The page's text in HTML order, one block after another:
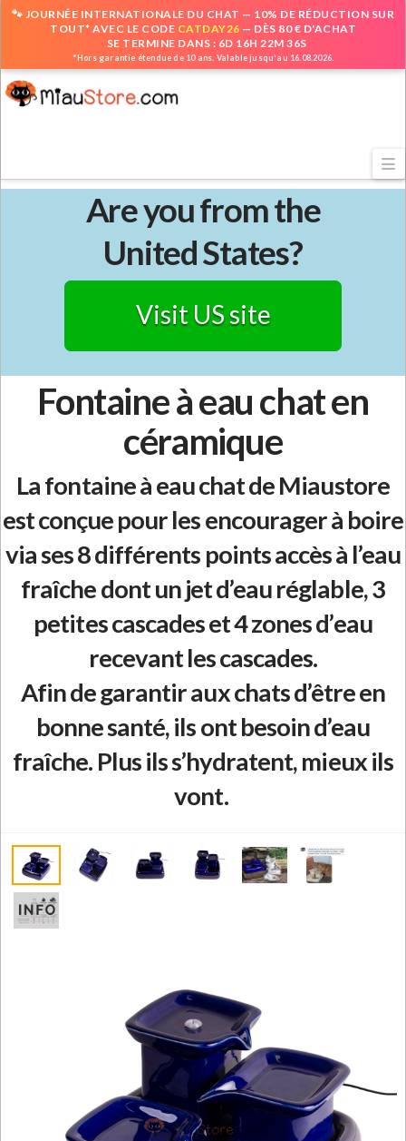
🐾 JOURNÉE INTERNATIONALE DU CHAT — 10% DE RÉDUCTION SUR
TOUT* AVEC LE CODE CATDAY26 — DÈS 80 € D'ACHAT
SE TERMINE DANS : 6D 16H 22M 35S
*Hors garantie étendue de 10 ans. Valable jusqu'au 16.08.2026.
Are you from the
United States?
Visit US site
Fontaine à eau chat en
céramique
La fontaine à eau chat de Miaustore
est conçue pour les encourager à boire
via ses 8 différents points accès à l’eau
fraîche dont un jet d’eau réglable, 3
petites cascades et 4 zones d’eau
recevant les cascades.
Afin de garantir aux chats d’être en
bonne santé, ils ont besoin d’eau
fraîche. Plus ils s’hydratent, mieux ils
vont.